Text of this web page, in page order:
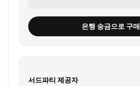
은행 송금으로 구매
서드파티 제공자